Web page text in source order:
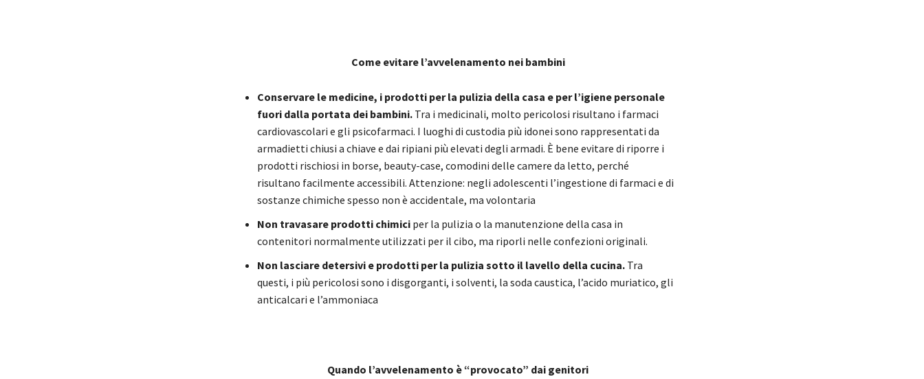
Come evitare l’avvelenamento nei bambini
Conservare le medicine, i prodotti per la pulizia della casa e per l’igiene personale
fuori dalla portata dei bambini.Tra i medicinali, molto pericolosi risultano i farmaci
cardiovascolari e gli psicofarmaci. I luoghi di custodia più idonei sono rappresentati da
armadietti chiusi a chiave e dai ripiani più elevati degli armadi. È bene evitare di riporre i
prodotti rischiosi in borse, beauty-case, comodini delle camere da letto, perché
risultano facilmente accessibili. Attenzione: negli adolescenti l’ingestione di farmaci e di
sostanze chimiche spesso non è accidentale, ma volontaria
Non travasare prodotti chimiciper la pulizia o la manutenzione della casa in
contenitori normalmente utilizzati per il cibo, ma riporli nelle confezioni originali.
Non lasciare detersivi e prodotti per la pulizia sotto il lavello della cucina.Tra
questi, i più pericolosi sono i disgorganti, i solventi, la soda caustica, l’acido muriatico, gli
anticalcari e l’ammoniaca
Quando l’avvelenamento è “provocato” dai genitori